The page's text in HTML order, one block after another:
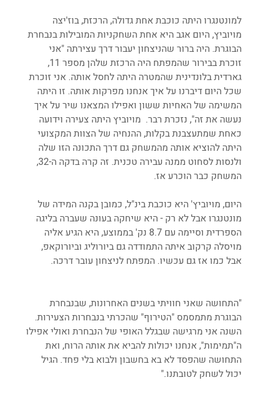
למונטנגרו היתה כוכבת אחת גדולה, הרכזת, בוז'יצה
מויוביץ, היום אגב היא אחת השחקניות המובילות בנבחרת
הבוגרת. היה ברור שהניצחון יעבור דרך עצירתה "אני
זוכרת בבירור שהמפתח היה הרכזת שלהן מספר 11,
גארדית בלונדינית שהמטרה היתה לחסל אותה. אני זוכרת
שכל היום דיברנו על איך אנחנו מפרקות אותה. זו היתה
המשימה של האחיות ששון ואפילו המצאנו שיר על איך
נעשה את זה", נזכרת רבר.  מויוביץ היתה צעירה וידועה
כאחת שמתעצבנת בקלות, ההנחיה של הצוות המקצועי
היתה להוציא אותה מהמשחק גם דרך התכונה הזו שלה
ולנסות לסחוט ממנה עבירה טכנית. זה קרה בדקה ה-32,
המשחק כבר הוכרע אז.
היום, מויוביץ' היא כוכבת בינ"ל, כמובן בקנה המידה של
מונטנגרו אבל לא רק - היא שיחקה בעונה שעברה בליגה
הספרדית וסיימה עם 8.7 נק' בממוצע, היא הגיע אליה
מויסלה קרקוב איתה התמודדה גם ביורוליג וביורוקאפ,
אבל כמו אז גם עכשיו. המפתח לניצחון עובר דרכה.
"התחושה שאני חוויתי בשנים האחרונות, שבנבחרת
הבוגרת מתמסמס "הטירוף" שהכרתי בנבחרות הצעירות.
השנה אני מרגישה שבגלל האופי של הנבחרת ואולי אפילו
ה"תמימות", אנחנו יכולות להביא את אותה הרוח, ואת
התחושה שהפסד לא בא בחשבון ולבוא בלי פחד. הגיל
יכול לשחק לטובתנו."